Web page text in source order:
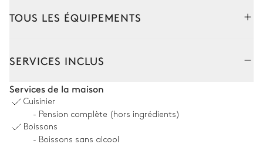
TOUS LES ÉQUIPEMENTS
Chauffable · Au sel
Transat
SERVICES INCLUS
Services de la maison
Cuisinier
- Pension complète (hors ingrédients)
Boissons
- Boissons sans alcool